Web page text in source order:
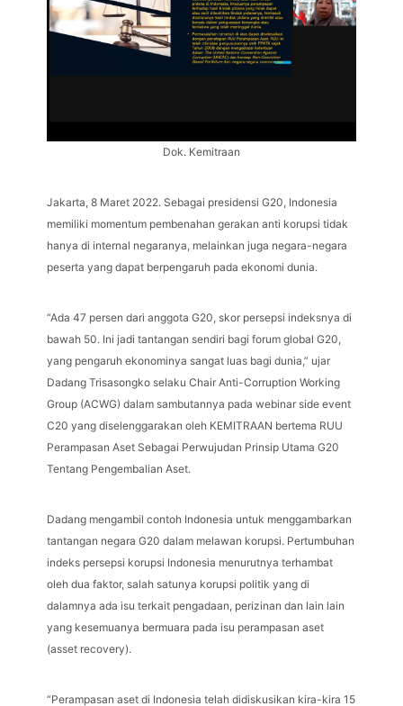
Dok. Kemitraan
Jakarta, 8 Maret 2022. Sebagai presidensi G20, Indonesia
memiliki momentum pembenahan gerakan anti korupsi tidak
hanya di internal negaranya, melainkan juga negara-negara
peserta yang dapat berpengaruh pada ekonomi dunia.
“Ada 47 persen dari anggota G20, skor persepsi indeksnya di
bawah 50. Ini jadi tantangan sendiri bagi forum global G20,
yang pengaruh ekonominya sangat luas bagi dunia,” ujar
Dadang Trisasongko selaku Chair Anti-Corruption Working
Group (ACWG) dalam sambutannya pada webinar side event
C20 yang diselenggarakan oleh KEMITRAAN bertema RUU
Perampasan Aset Sebagai Perwujudan Prinsip Utama G20
Tentang Pengembalian Aset.
Dadang mengambil contoh Indonesia untuk menggambarkan
tantangan negara G20 dalam melawan korupsi. Pertumbuhan
indeks persepsi korupsi Indonesia menurutnya terhambat
oleh dua faktor, salah satunya korupsi politik yang di
dalamnya ada isu terkait pengadaan, perizinan dan lain lain
yang kesemuanya bermuara pada isu perampasan aset
(asset recovery).
“Perampasan aset di Indonesia telah didiskusikan kira-kira 15